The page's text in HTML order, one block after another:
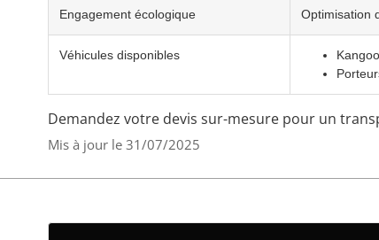
Engagement écologique Optimisation
Véhicules disponibles
Demandez votre devis sur-mesure pour un
Mis à jour le 31/07/2025